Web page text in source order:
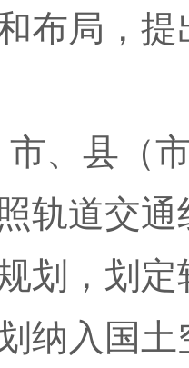
布局，
、县（
轨道交
划，划
纳入国